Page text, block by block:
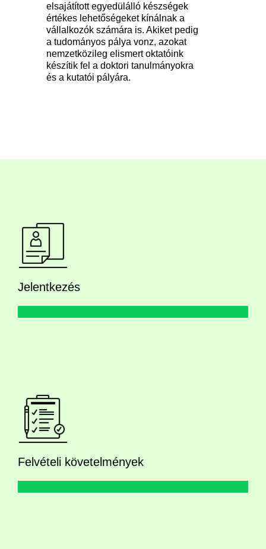
elsajátított egyedülálló készségek
értékes lehetőségeket kínálnak a
vállalkozók számára is. Akiket pedig
a tudományos pálya vonz, azokat
nemzetközileg elismert oktatóink
készítik fel a doktori tanulmányokra
és a kutatói pályára.
Jelentkezés
Felvételi követelmények